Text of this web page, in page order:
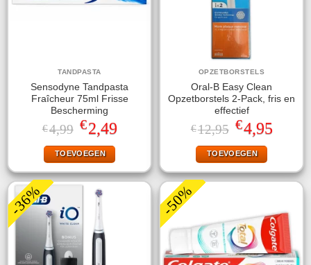
TANDPASTA
Sensodyne Tandpasta
Fraîcheur 75ml Frisse
Bescherming
€4,99 Oorspronkelijke
prijs
was:
€4,99.
€2,49Huidige
prijs
is:
TOEVOEGEN
OPZETBORSTELS
Oral-B Easy Clean
Opzetborstels 2-Pack, fris en
effectief
€12,95 Oorspronkelijke
prijs
was:
€12,95.
€4,95Huidige
prijs
TOEVOEGEN
-36% -50%